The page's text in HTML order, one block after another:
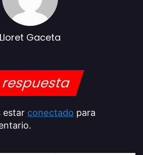
Lloret Gaceta
estar conectado para